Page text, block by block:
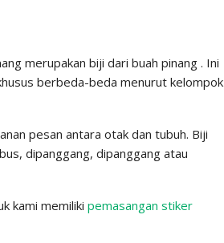
merupakan biji dari buah pinang . Ini
berbeda-beda menurut kelompok
pesan antara otak dan tubuh. Biji
dipanggang, dipanggang atau
kami memiliki pemasangan stiker